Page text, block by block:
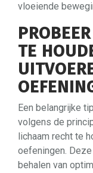
vloeiende
TE
Een belangrijke
volgens de
lichaam recht te
oefeningen.
behalen van